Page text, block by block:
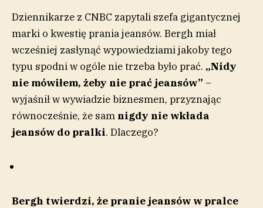
Dziennikarze z CNBC zapytali szefa gigantycznej
marki o kwestię prania jeansów. Bergh miał
wcześniej zasłynąć wypowiedziami jakoby tego
typu spodni w ogóle nie trzeba było prać. „Nidy
nie mówiłem, żeby nie prać jeansów” –
wyjaśnił w wywiadzie biznesmen, przyznając
równocześnie, że sam nigdy nie wkłada
jeansów do pralki. Dlaczego?
Bergh twierdzi, że pranie jeansów w pralce